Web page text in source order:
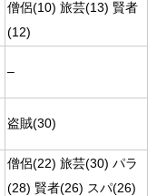
僧侶(10) 旅芸(13) 賢者
(12)
–
盗賊(30)
僧侶(22) 旅芸(30) パラ
(28) 賢者(26) スパ(26)